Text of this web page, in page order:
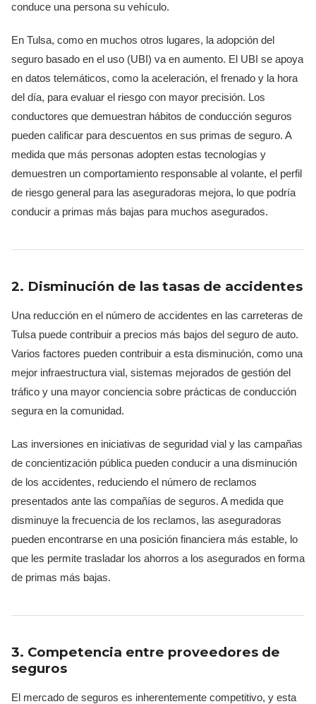
conduce una persona su vehículo.
En Tulsa, como en muchos otros lugares, la adopción del
seguro basado en el uso (UBI) va en aumento. El UBI se apoya
en datos telemáticos, como la aceleración, el frenado y la hora
del día, para evaluar el riesgo con mayor precisión. Los
conductores que demuestran hábitos de conducción seguros
pueden calificar para descuentos en sus primas de seguro. A
medida que más personas adopten estas tecnologías y
demuestren un comportamiento responsable al volante, el perfil
de riesgo general para las aseguradoras mejora, lo que podría
conducir a primas más bajas para muchos asegurados.
2. Disminución de las tasas de accidentes
Una reducción en el número de accidentes en las carreteras de
Tulsa puede contribuir a precios más bajos del seguro de auto.
Varios factores pueden contribuir a esta disminución, como una
mejor infraestructura vial, sistemas mejorados de gestión del
tráfico y una mayor conciencia sobre prácticas de conducción
segura en la comunidad.
Las inversiones en iniciativas de seguridad vial y las campañas
de concientización pública pueden conducir a una disminución
de los accidentes, reduciendo el número de reclamos
presentados ante las compañías de seguros. A medida que
disminuye la frecuencia de los reclamos, las aseguradoras
pueden encontrarse en una posición financiera más estable, lo
que les permite trasladar los ahorros a los asegurados en forma
de primas más bajas.
3. Competencia entre proveedores de
seguros
El mercado de seguros es inherentemente competitivo, y esta